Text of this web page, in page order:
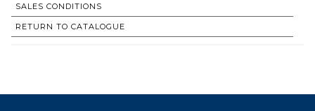
SALES CONDITIONS
RETURN TO CATALOGUE